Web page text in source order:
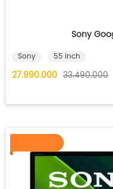
Sony
Sony 55 inch
27.990.000 33.490.000